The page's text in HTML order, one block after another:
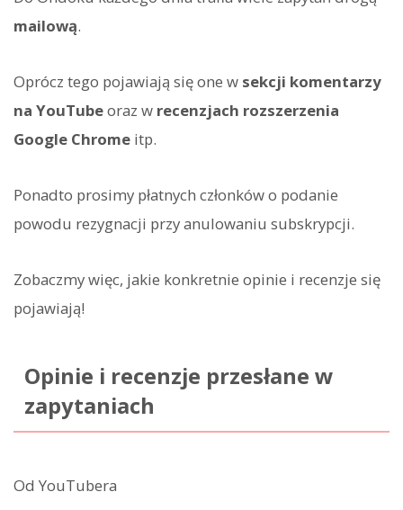
mailową.
Oprócz tego pojawiają się one w sekcji komentarzy
na YouTubeoraz w recenzjach rozszerzenia
Google Chrome itp.
Ponadto prosimy płatnych członków o podanie
powodu rezygnacji przy anulowaniu subskrypcji.
Zobaczmy więc, jakie konkretnie opinie i recenzje się
pojawiają!
Opinie i recenzje przesłane w
zapytaniach
Od YouTubera